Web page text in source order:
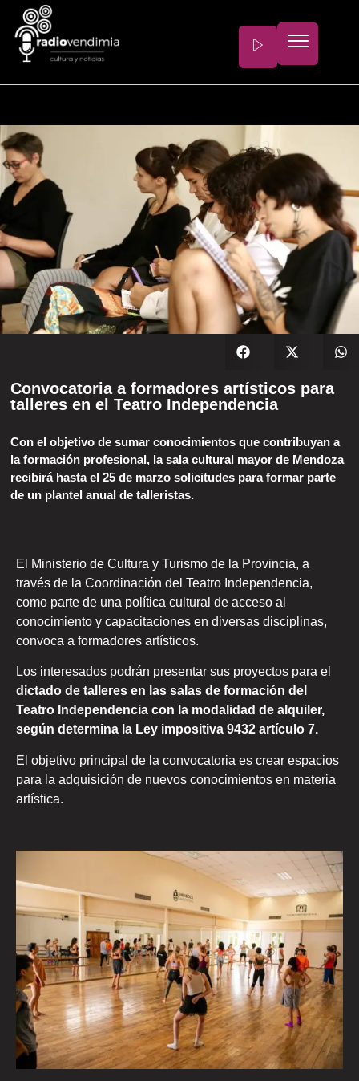
Convocatoria a formadores artísticos para
talleres en el Teatro Independencia
Con el objetivo de sumar conocimientos que contribuyan a
la formación profesional, la sala cultural mayor de Mendoza
recibirá hasta el 25 de marzo solicitudes para formar parte
de un plantel anual de talleristas.
El Ministerio de Cultura y Turismo de la Provincia, a
través de la Coordinación del Teatro Independencia,
como parte de una política cultural de acceso al
conocimiento y capacitaciones en diversas disciplinas,
convoca a formadores artísticos.
Los interesados podrán presentar sus proyectos para el
dictado de talleres en las salas de formación del
Teatro Independencia con la modalidad de alquiler,
según determina la Ley impositiva 9432 artículo 7.
El objetivo principal de la convocatoria es crear espacios
para la adquisición de nuevos conocimientos en materia
artística.